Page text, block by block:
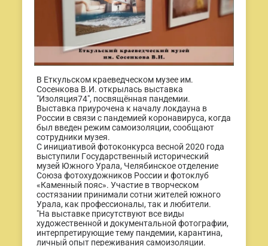
В Еткульском краеведческом музее им.
Сосенкова В.И. открылась выставка
"Изоляция74", посвящённая пандемии.
Выставка приурочена к началу локдауна в
России в связи с пандемией коронавируса, когда
был введен режим самоизоляции, сообщают
сотрудники музея.
С инициативой фотоконкурса весной 2020 года
выступили Государственный исторический
музей Южного Урала, Челябинское отделение
Союза фотохудожников России и фотоклуб
«Каменный пояс». Участие в творческом
состязании принимали сотни жителей южного
Урала, как профессионалы, так и любители.
"На выставке присутствуют все виды
художественной и документальной фотографии,
интерпретирующие тему пандемии, карантина,
личный опыт переживания самоизоляции.